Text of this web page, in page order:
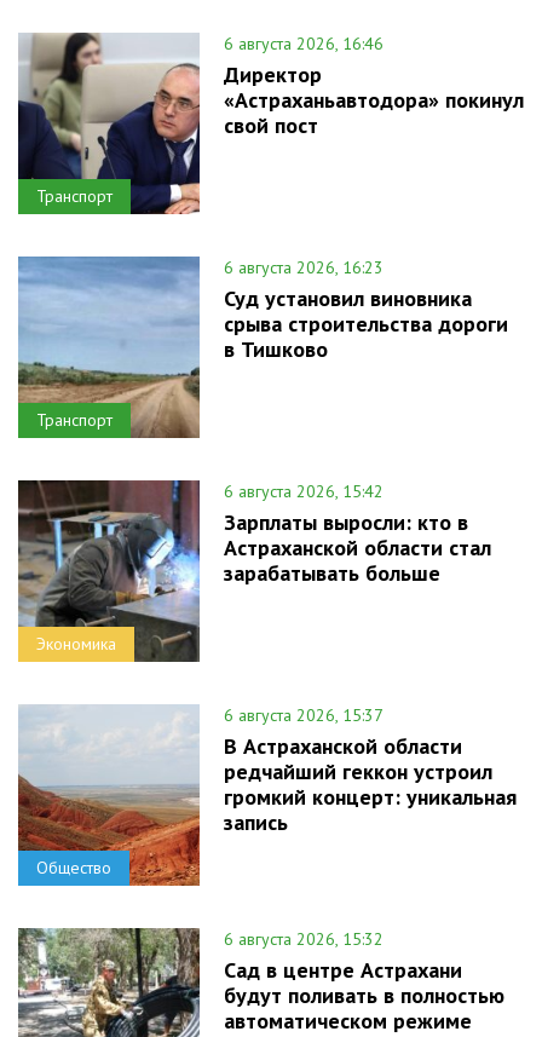
Транспорт
6 августа 2026, 16:46
Директор
«Астраханьавтодора» покинул
свой пост
Транспорт
6 августа 2026, 16:23
Суд установил виновника
срыва строительства дороги
в Тишково
Экономика
6 августа 2026, 15:42
Зарплаты выросли: кто в
Астраханской области стал
зарабатывать больше
Общество
6 августа 2026, 15:37
В Астраханской области
редчайший геккон устроил
громкий концерт: уникальная
запись
6 августа 2026, 15:32
Сад в центре Астрахани
будут поливать в полностью
автоматическом режиме